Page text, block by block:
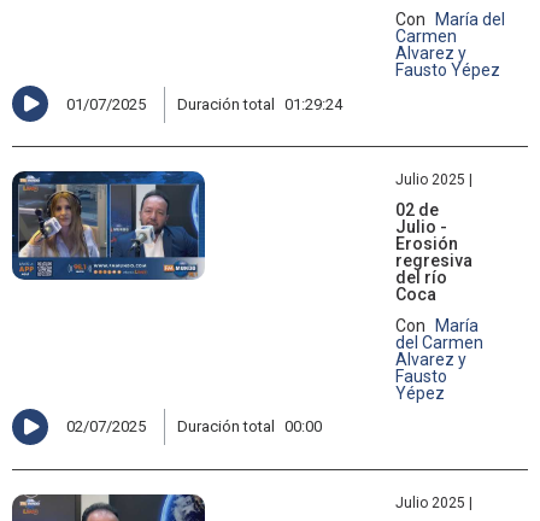
Con
María del
Carmen
Alvarez y
Fausto Yépez
01/07/2025 Duración total 01:29:24
Julio 2025 |
02 de
Julio -
Erosión
regresiva
del río
Coca
Con
María
del Carmen
Alvarez y
Fausto
Yépez
02/07/2025 Duración total 00:00
Julio 2025 |